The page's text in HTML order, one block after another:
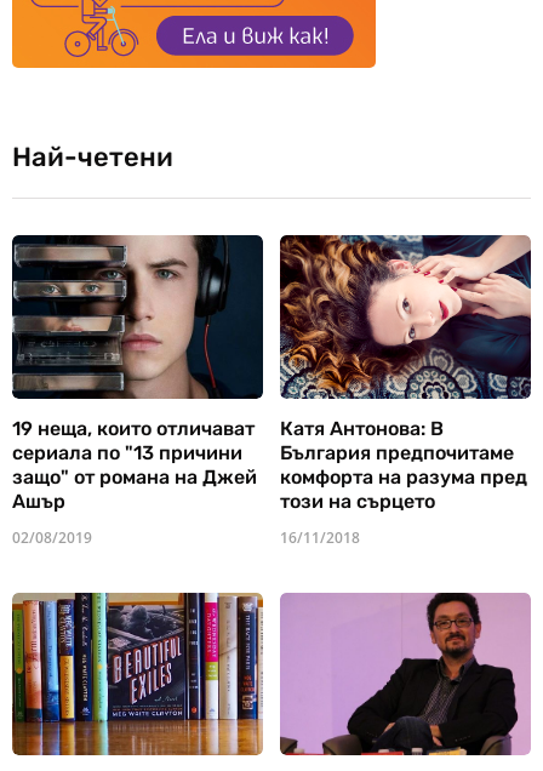
Най-четени
19 неща, които отличават
сериала по "13 причини
защо" от романа на Джей
Ашър
02/08/2019
Катя Антонова: В
България предпочитаме
комфорта на разума пред
този на сърцето
16/11/2018